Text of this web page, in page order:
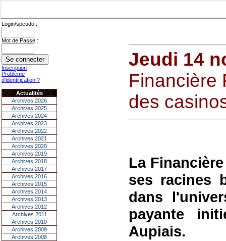
Login/speudo :
Mot de Passe :
Inscription
Problème
d'identification ?
Actualités
Archives 2026
Archives 2025
Archives 2024
Archives 2023
Archives 2022
Archives 2021
Archives 2020
Archives 2019
Archives 2018
Archives 2017
Archives 2016
Archives 2015
Archives 2014
Archives 2013
Archives 2012
Archives 2011
Archives 2010
Archives 2009
Archives 2008
Jeudi 14
Financière
des
La
ses racines
dans
payante
Aupiais.